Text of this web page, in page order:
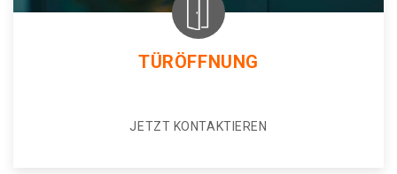
TÜRÖFFNUNG
JETZT KONTAKTIEREN